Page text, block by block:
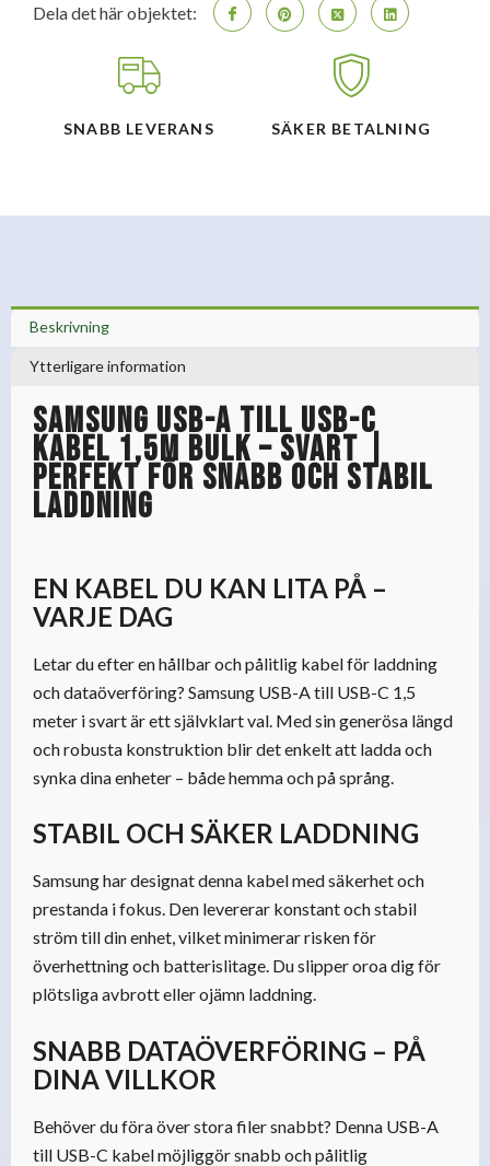
Dela det här objektet:
SNABB LEVERANS SÄKER BETALNING
Beskrivning
Ytterligare information
Samsung USB-A till USB-C
Kabel 1,5m bulk – Svart |
Perfekt för Snabb och Stabil
Laddning
EN KABEL DU KAN LITA PÅ –
VARJE DAG
Letar du efter en hållbar och pålitlig kabel för laddning
och dataöverföring? Samsung USB-A till USB-C 1,5
meter i svart är ett självklart val. Med sin generösa längd
och robusta konstruktion blir det enkelt att ladda och
synka dina enheter – både hemma och på språng.
STABIL OCH SÄKER LADDNING
Samsung har designat denna kabel med säkerhet och
prestanda i fokus. Den levererar konstant och stabil
ström till din enhet, vilket minimerar risken för
överhettning och batterislitage. Du slipper oroa dig för
plötsliga avbrott eller ojämn laddning.
SNABB DATAÖVERFÖRING – PÅ
DINA VILLKOR
Behöver du föra över stora filer snabbt? Denna USB-A
till USB-C kabel möjliggör snabb och pålitlig